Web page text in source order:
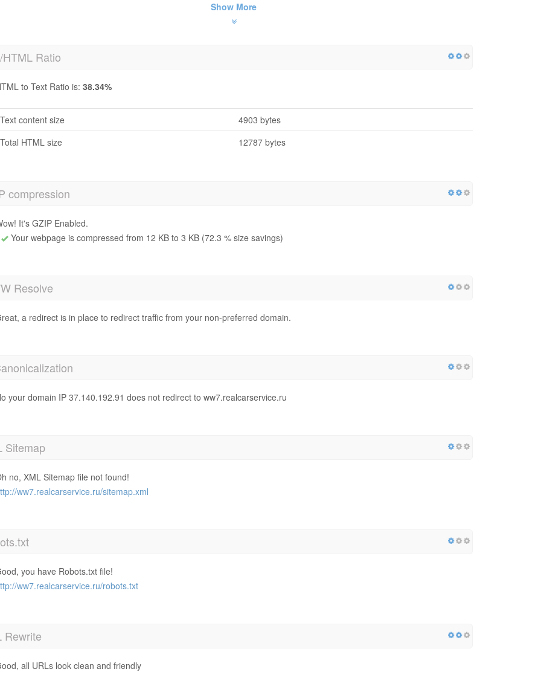
Show More
HTML Ratio
to Text Ratio is: 38.34%
Text content size
4903 bytes
Total HTML size
12787 bytes
compression
It's GZIP Enabled.
Your webpage is compressed from 12 KB to 3 KB (72.3 % size savings)
Resolve
a redirect is in place to redirect traffic from your non-preferred domain.
your domain IP 37.140.192.91 does not redirect to ww7.realcarservice.ru
Sitemap
no, XML Sitemap file not found!
ww7.realcarservice.ru/sitemap.xml
you have Robots.txt file!
ww7.realcarservice.ru/robots.txt
Rewrite
all URLs look clean and friendly